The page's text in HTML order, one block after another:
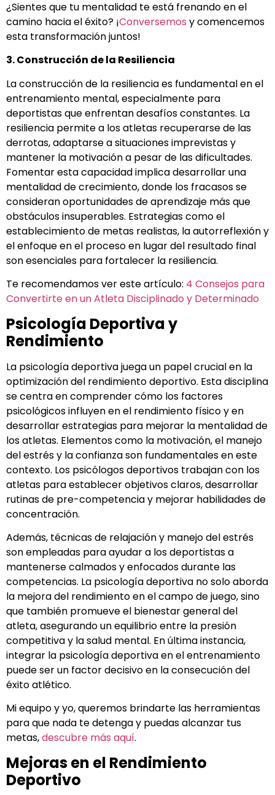
¿Sientes que tu mentalidad te está frenando en el
camino hacia el éxito? ¡Conversemos y comencemos
esta transformación juntos!
3. Construcción de la Resiliencia
La construcción de la resiliencia es fundamental en el
entrenamiento mental, especialmente para
deportistas que enfrentan desafíos constantes. La
resiliencia permite a los atletas recuperarse de las
derrotas, adaptarse a situaciones imprevistas y
mantener la motivación a pesar de las dificultades.
Fomentar esta capacidad implica desarrollar una
mentalidad de crecimiento, donde los fracasos se
consideran oportunidades de aprendizaje más que
obstáculos insuperables. Estrategias como el
establecimiento de metas realistas, la autorreflexión y
el enfoque en el proceso en lugar del resultado final
son esenciales para fortalecer la resiliencia.
Te recomendamos ver este artículo: 4 Consejos para
Convertirte en un Atleta Disciplinado y Determinado
Psicología Deportiva y
Rendimiento
La psicología deportiva juega un papel crucial en la
optimización del rendimiento deportivo. Esta disciplina
se centra en comprender cómo los factores
psicológicos influyen en el rendimiento físico y en
desarrollar estrategias para mejorar la mentalidad de
los atletas. Elementos como la motivación, el manejo
del estrés y la confianza son fundamentales en este
contexto. Los psicólogos deportivos trabajan con los
atletas para establecer objetivos claros, desarrollar
rutinas de pre-competencia y mejorar habilidades de
concentración.
Además, técnicas de relajación y manejo del estrés
son empleadas para ayudar a los deportistas a
mantenerse calmados y enfocados durante las
competencias. La psicología deportiva no solo aborda
la mejora del rendimiento en el campo de juego, sino
que también promueve el bienestar general del
atleta, asegurando un equilibrio entre la presión
competitiva y la salud mental. En última instancia,
integrar la psicología deportiva en el entrenamiento
puede ser un factor decisivo en la consecución del
éxito atlético.
Mi equipo y yo, queremos brindarte las herramientas
para que nada te detenga y puedas alcanzar tus
metas,descubre más aquí.
Mejoras en el Rendimiento
Deportivo